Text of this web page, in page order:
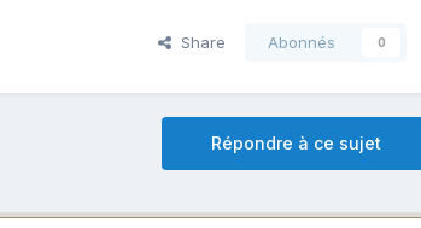
Share Abonnés 0
Répondre à ce sujet